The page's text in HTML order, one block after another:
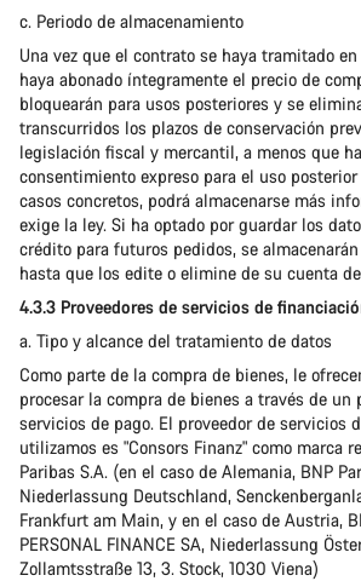
c. Periodo de almacenamiento
Una vez que el contrato se haya tramitado
haya abonado íntegramente el precio de
bloquearán para usos posteriores y se
transcurridos los plazos de conservación
legislación fiscal y mercantil, a menos que
consentimiento expreso para el uso
casos concretos, podrá almacenarse más
exige la ley. Si ha optado por guardar los
crédito para futuros pedidos, se
hasta que los edite o elimine de su cuenta
4.3.3 Proveedores de servicios de
a. Tipo y alcance del tratamiento de datos
Como parte de la compra de bienes, le
procesar la compra de bienes a través de un
servicios de pago. El proveedor de servicios
utilizamos es "Consors Finanz" como marca
Paribas S.A. (en el caso de Alemania, BNP
Niederlassung Deutschland,
Frankfurt am Main, y en el caso de Austria,
PERSONAL FINANCE SA, Niederlassung
Zollamtsstraße 13, 3. Stock, 1030 Viena)